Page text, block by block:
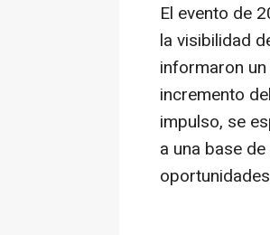
El evento de
la visibilidad
informaron
incremento
impulso, se
a una base